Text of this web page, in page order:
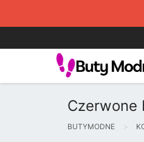
Czerwone
BUTYMODNE